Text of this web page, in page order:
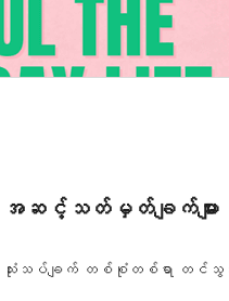
အဆင့်သတ်မှတ်ချက်များ
သုံးသပ်ချက် တစ်စုံတစ်ရာ တင်သွင်းထ